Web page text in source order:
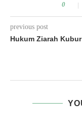
0
previous post
Hukum Ziarah